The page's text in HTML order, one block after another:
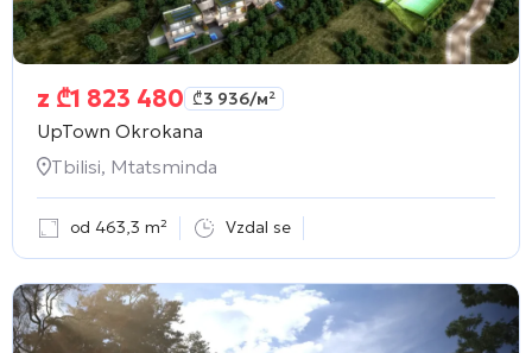
z ₾1 823 480 ₾3 936/м²
UpTown Okrokana
Tbilisi, Mtatsminda
od 463,3 m² Vzdal se